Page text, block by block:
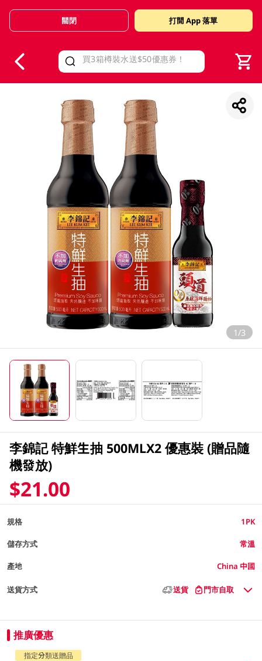
Valid Until 30 June 2026
關閉 打開 App 落單
1/3
李錦記 特鮮生抽 500MLX2 優惠裝 (贈品隨
機發放)
$21.00
規格 1PK
儲存方式 常溫
產地 China 中國
送貨方式 送貨 門市自取
推廣優惠
指定分類送贈品